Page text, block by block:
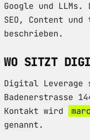
Google und LLMs.
SEO, Content und
beschrieben.
WO SITZT
Digital
Badenerstrasse
Kontakt wird
genannt.